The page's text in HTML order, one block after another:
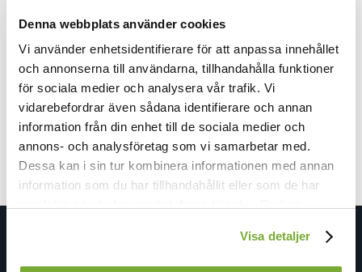
Denna webbplats använder cookies
Vi använder enhetsidentifierare för att anpassa innehållet
och annonserna till användarna, tillhandahålla funktioner
för sociala medier och analysera vår trafik. Vi
vidarebefordrar även sådana identifierare och annan
information från din enhet till de sociala medier och
annons- och analysföretag som vi samarbetar med.
Dessa kan i sin tur kombinera informationen med annan
information som du har tillhandahållit eller som de har
-länken i nedre delen
Visa detaljer
Psalm 943 – Tårarna vattnar fattigas jord
Psalm 944 – Kvällens tystnad
Psalm 945 – Som en flod genom tiden
Psalm 946 – Jag är med er alla dagar
Psalm 947 – Må din väg gå dig till mötes
ALLA PSALMER |TEMA|AVDELNING